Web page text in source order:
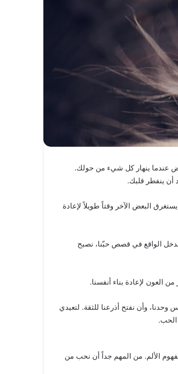
عندما ينهار كل شيء من حولك.
أن ينفطر قلبك.
البعض الآخر وقتاً طويلاً لإعادة
الواقع في قصص حبّنا، نصبح
العون لإعادة بناء أنفسنا.
وأن نفتح أذرعنا للثقة. لتعيدي
الألم. من المهم جداً أن نحب من